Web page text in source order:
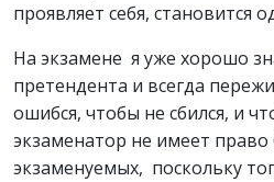
проявляет себя, становится
На экзамене я уже хорошо
претендента и всегда
ошибся, чтобы не сбился, и
экзаменатор не имеет право
экзаменуемых, поскольку